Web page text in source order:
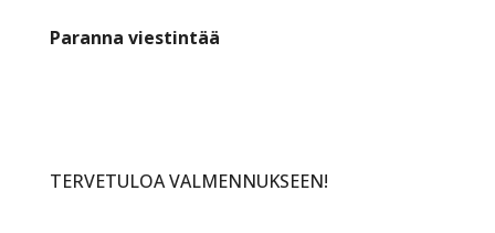
Paranna viestintää
TERVETULOA VALMENNUKSEEN!